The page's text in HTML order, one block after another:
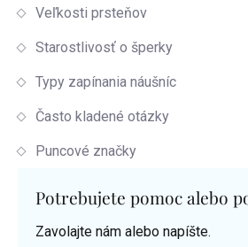
Veľkosti prsteňov
Starostlivosť o šperky
Typy zapínania náušníc
Často kladené otázky
Puncové značky
Potrebujete pomoc alebo
Zavolajte nám alebo napíšte.